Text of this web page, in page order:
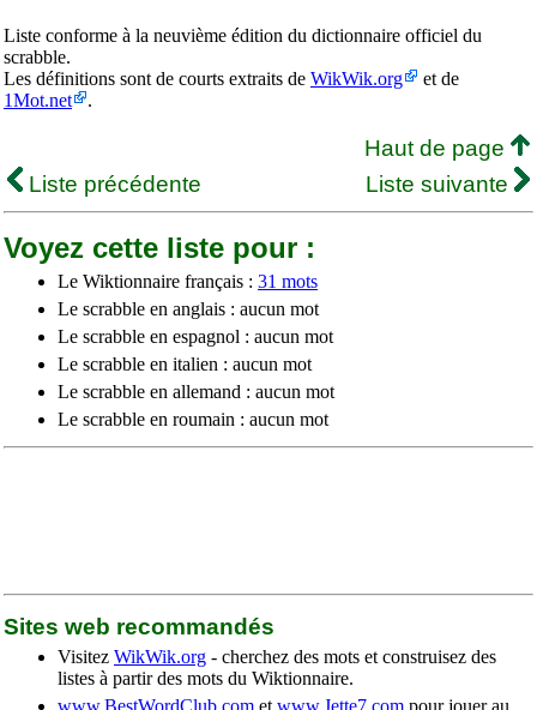
Liste conforme à la neuvième édition du dictionnaire officiel du
scrabble.
Les définitions sont de courts extraits de WikWik.org
et de
1Mot.net
.
Haut de page
Liste précédente
Liste suivante
Voyez cette liste pour :
Le Wiktionnaire français : 31 mots
Le scrabble en anglais : aucun mot
Le scrabble en espagnol : aucun mot
Le scrabble en italien : aucun mot
Le scrabble en allemand : aucun mot
Le scrabble en roumain : aucun mot
Sites web recommandés
Visitez WikWik.org - cherchez des mots et construisez des
listes à partir des mots du Wiktionnaire.
www.BestWordClub.com et www.Jette7.com pour jouer au